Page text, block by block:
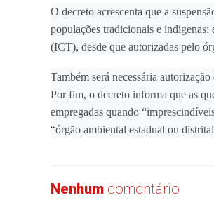
O decreto acrescenta que a
populações tradicionais e
(ICT), desde que autorizadas pelo
Também será necessária
Por fim, o decreto informa que as
empregadas quando
“órgão ambiental estadual ou
Nenhum comentário